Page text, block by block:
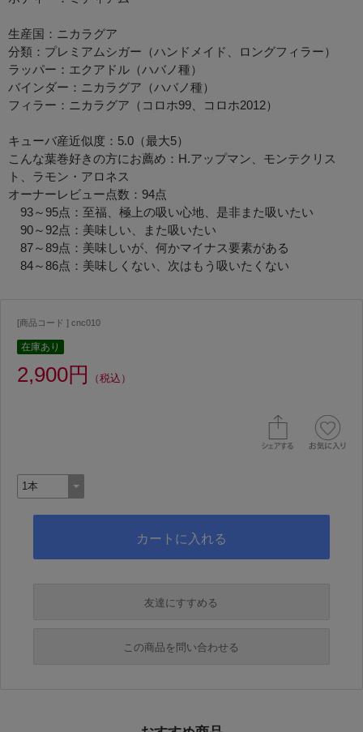
生産国：ニカラグア
分類：プレミアムシガー（ハンドメイド、ロングフィラー）
ラッパー：エクアドル（ハバノ種）
バインダー：ニカラグア（ハバノ種）
フィラー：ニカラグア（コロホ99、コロホ2012）
キューバ産近似度：5.0（最大5）
こんな葉巻好きの方にお薦め：H.アップマン、モンテクリス
ト、ラモン・アロネス
オーナーレビュー点数：94点
93～95点：至福、極上の吸い心地、是非また吸いたい
90～92点：美味しい、また吸いたい
87～89点：美味しいが、何かマイナス要素がある
84～86点：美味しくない、次はもう吸いたくない
[商品コード ] cnc010
在庫あり
2,900円 （税込）
友達にすすめる
この商品を問い合わせる